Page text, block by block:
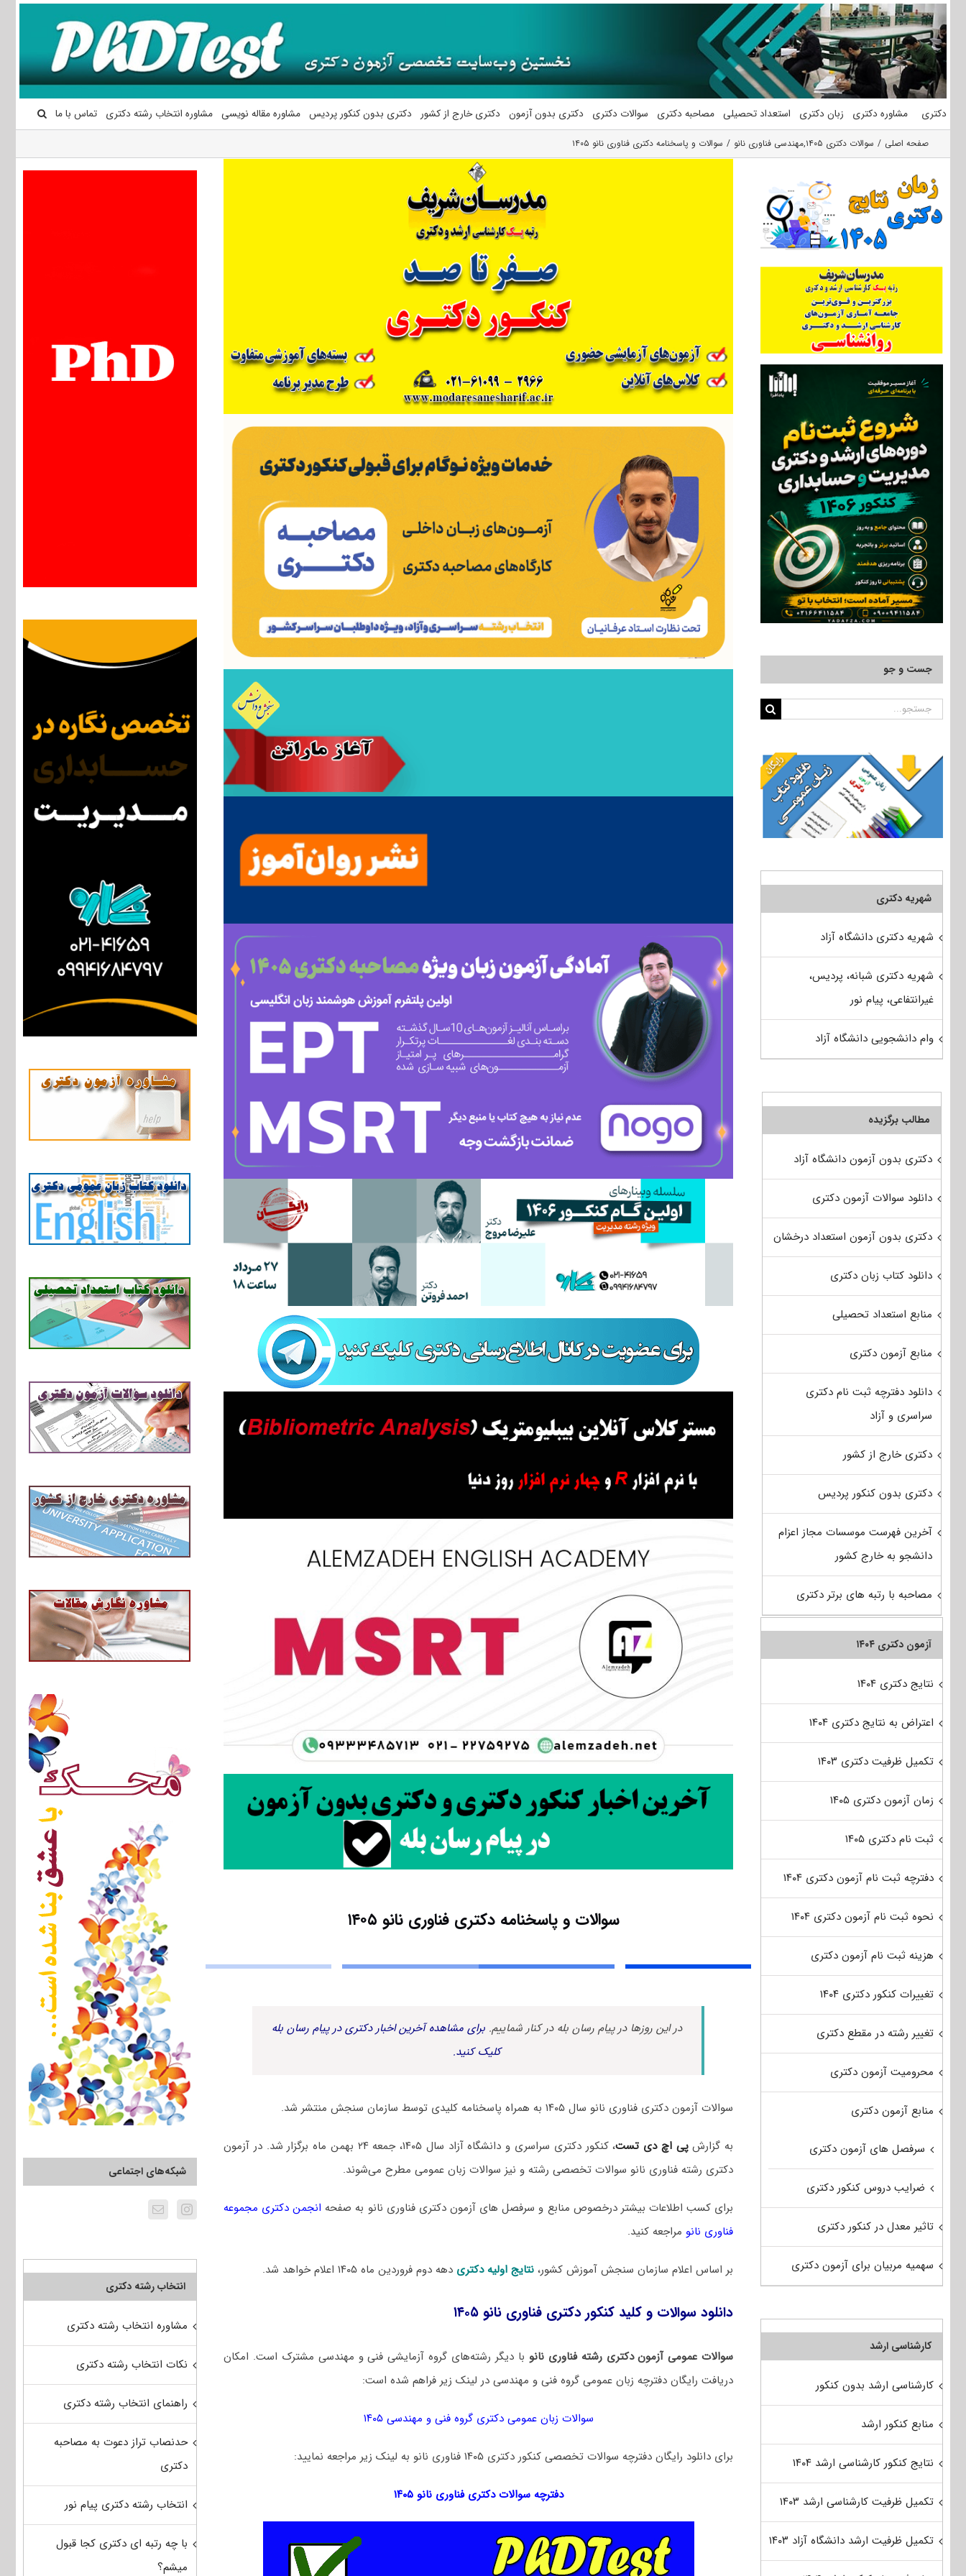
محتوا
دکتری مشاوره دکتری زبان دکتری استعداد تحصیلی مصاحبه دکتری سوالات دکتری دکتری بدون آزمون دکتری خارج از کشور دکتری بدون کنکور پردیس مشاوره مقاله نویسی مشاوره انتخاب رشته دکتری تماس با ما
صفحه اصلی سوالات دکتری ۱۴۰۵ ,مهندسی فناوری نانو سوالات و پاسخنامه دکتری فناوری نانو ۱۴۰۵
سوالات و پاسخنامه دکتری فناوری نانو ۱۴۰۵
در این روزها در پیام رسان بله در کنار شماییم. برای مشاهده آخرین اخبار دکتری در پیام رسان بله
کلیک کنید.
سوالات آزمون دکتری فناوری نانو سال ۱۴۰۵ به همراه پاسخنامه کلیدی توسط سازمان سنجش منتشر شد.
به گزارشپی اچ دی تست
، کنکور دکتری سراسری و دانشگاه آزاد سال ۱۴۰۵، جمعه ۲۴ بهمن ماه برگزار شد. در آزمون
دکتری رشته فناوری نانو سوالات تخصصی رشته و نیز سوالات زبان عمومی مطرح می‌شوند.
برای کسب اطلاعات بیشتر درخصوص منابع و سرفصل های آزمون دکتری فناوری نانو به صفحه انجمن دکتری مجموعه
فناوری نانو مراجعه کنید.
بر اساس اعلام سازمان سنجش آموزش کشور، نتایج اولیه دکتری دهه دوم فروردین ماه ۱۴۰۵ اعلام خواهد شد.
دانلود سوالات و کلید کنکور دکتری فناوری نانو ۱۴۰۵
سوالات عمومی آزمون دکتری رشته فناوری نانو با دیگر رشته‌های گروه آزمایشی فنی و مهندسی مشترک است. امکان
دریافت رایگان دفترچه زبان عمومی گروه فنی و مهندسی در لینک‌ زیر فراهم شده است:
سوالات زبان عمومی دکتری گروه فنی و مهندسی ۱۴۰۵
برای دانلود رایگان دفترچه سوالات تخصصی کنکور دکتری ۱۴۰۵ فناوری نانو به لینک زیر مراجعه نمایید:
دفترچه سوالات دکتریفناوری نانو ۱۴۰۵
شبکه‌های اجتماعی
انتخاب رشته دکتری
مشاوره انتخاب رشته دکتری
نکات انتخاب رشته دکتری
راهنمای انتخاب رشته دکتری
حدنصاب تراز دعوت به مصاحبه
دکتری
انتخاب رشته دکتری پیام نور
با چه رتبه ای دکتری کجا قبول
میشم؟
جست و جو
جستجو
شهریه دکتری
شهریه دکتری دانشگاه آزاد
شهریه دکتری شبانه، پردیس،
غیرانتفاعی، پیام نور
وام دانشجویی دانشگاه آزاد
مطالب برگزیده
دکتری بدون آزمون دانشگاه آزاد
دانلود سوالات آزمون دکتری
دکتری بدون آزمون استعداد درخشان
دانلود کتاب زبان دکتری
منابع استعداد تحصیلی
منابع آزمون دکتری
دانلود دفترچه ثبت نام دکتری
سراسری و آزاد
دکتری خارج از کشور
دکتری بدون کنکور پردیس
آخرین فهرست موسسات مجاز اعزام
دانشجو به خارج کشور
مصاحبه با رتبه های برتر دکتری
آزمون دکتری ۱۴۰۴
نتایج دکتری ۱۴۰۴
اعتراض به نتایج دکتری ۱۴۰۴
تکمیل ظرفیت دکتری ۱۴۰۳
زمان آزمون دکتری ۱۴۰۵
ثبت نام دکتری ۱۴۰۵
دفترچه ثبت نام آزمون دکتری ۱۴۰۴
نحوه ثبت نام آزمون دکتری ۱۴۰۴
هزینه ثبت نام آزمون دکتری
تغییرات کنکور دکتری ۱۴۰۴
تغییر رشته در مقطع دکتری
محرومیت آزمون دکتری
منابع آزمون دکتری
سرفصل های آزمون دکتری
ضرایب دروس کنکور دکتری
تاثیر معدل در کنکور دکتری
سهمیه مربیان برای آزمون دکتری
کارشناسی ارشد
کارشناسی ارشد بدون کنکور
منابع کنکور ارشد
نتایج کنکور کارشناسی ارشد ۱۴۰۴
تکمیل ظرفیت کارشناسی ارشد ۱۴۰۳
تکمیل ظرفیت ارشد دانشگاه آزاد ۱۴۰۳